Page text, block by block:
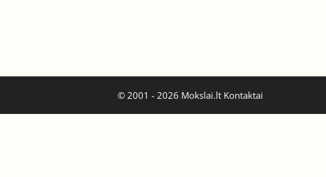
© 2001 - 2026 Mokslai.lt Kontaktai